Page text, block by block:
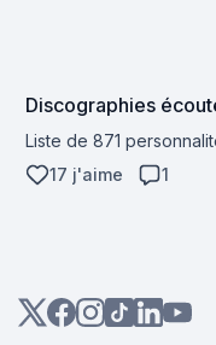
Discographies
Liste de 871
17 j'aime
1